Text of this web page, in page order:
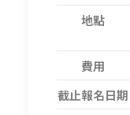
地點
費用
截止報名日期